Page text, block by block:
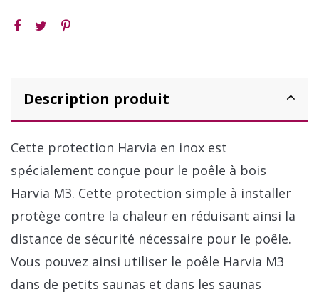
Description produit
Cette protection Harvia en inox est
spécialement conçue pour le poêle à bois
Harvia M3. Cette protection simple à installer
protège contre la chaleur en réduisant ainsi la
distance de sécurité nécessaire pour le poêle.
Vous pouvez ainsi utiliser le poêle Harvia M3
dans de petits saunas et dans les saunas